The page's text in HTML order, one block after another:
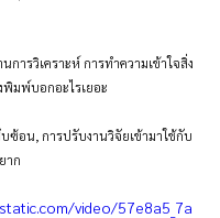
การวิเคราะห์ การทำความเข้าใจสิ่ง
พิมพ์บอกอะไรเยอะ
อน, การปรับงานวิจัยเข้ามาใช้กับ
าก
video/57e8a5_7a